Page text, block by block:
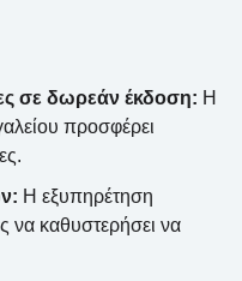
σε δωρεάν έκδοση: Η
προσφέρει
Η εξυπηρέτηση
να καθυστερήσει να